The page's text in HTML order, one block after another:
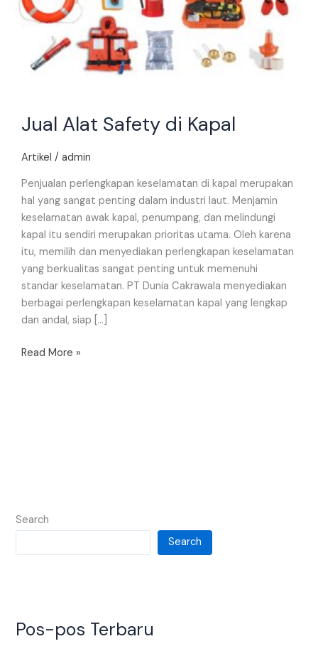
Jual Alat Safety di Kapal
Artikel / admin
Penjualan perlengkapan keselamatan di kapal merupakan
hal yang sangat penting dalam industri laut. Menjamin
keselamatan awak kapal, penumpang, dan melindungi
kapal itu sendiri merupakan prioritas utama. Oleh karena
itu, memilih dan menyediakan perlengkapan keselamatan
yang berkualitas sangat penting untuk memenuhi
standar keselamatan. PT Dunia Cakrawala menyediakan
berbagai perlengkapan keselamatan kapal yang lengkap
dan andal, siap […]
Read More »
Search
Search
Pos-pos Terbaru